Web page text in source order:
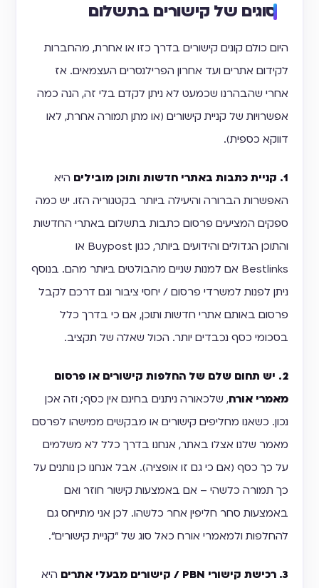
סוגים של קישורים בתשלום
היום כולם קונים קישורים בדרך כזו או אחרת, מהחברות
לקידום אתרים ועד אחרון הפרילנסרים העצמאים. אז
אחרי שהבהרנו שכמעט לא ניתן לקדם בלי זה, הנה כמה
אפשרויות של קניית קישורים (או מתן תמורה אחרת, לאו
דווקא כספית).
1. קניית כתבות באתרי חדשות ותוכן מובילים
היא
האפשרות הברורה והיעילה ביותר בקטגוריה הזו. יש כמה
ספקים המציעים פרסום כתבות בתשלום באתרי החדשות
והתוכן הגדולים והידועים ביותר, כגון Buypost או
Bestlinks אם למנות שניים מהבולטים ביותר מהם. בנוסף
ניתן לפנות למשרדי פרסום / יחסי ציבור וגם דרכם לקבל
פרסום באותם אתרי חדשות ותוכן, אם כי בדרך כלל
בסכומי כסף נכבדים יותר. הכול שאלה של תקציב.
2. יש תחום שלם של החלפות קישורים או פרסום
מאמרי אורח, שלכאורה ניתנים בחינם אין כסף; וזה אכן
נכון. כשאנו מחליפים קישורים או מבקשים ממישהו לפרסם
מאמר שלנו אצלו באתר, אנחנו בדרך כלל לא משלמים
על כך כסף (אם כי גם זו אופציה). אבל אנחנו כן נותנים על
כך תמורה כלשהי – אם באמצעות קישור חוזר ואם
באמצעות סחר חליפין אחר כלשהו. לכן אני מתייחס גם
להחלפות ולמאמרי אורח כאל סוג של "קניית קישורים".
3. רכישת קישורי PBN / קישורים מבעלי אתרים
היא